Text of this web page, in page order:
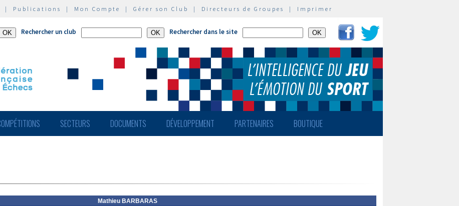
| Publications | Mon Compte | Gérer son Club | Directeurs de Groupes | Imprimer
Rechercher un club Rechercher dans le site
SECTEURS DOCUMENTS DÉVELOPPEMENT PARTENAIRES BOUTIQUE
Mathieu BARBARAS